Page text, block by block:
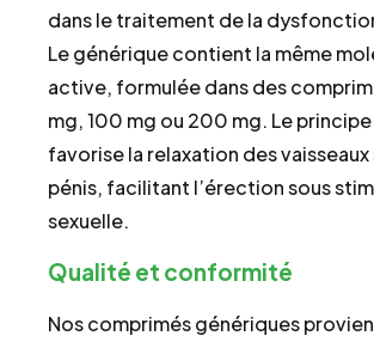
dans le traitement de la
Le générique contient la même
active, formulée dans des
mg, 100 mg ou 200 mg. Le
favorise la relaxation des vaisseaux
pénis, facilitant l’érection sous
sexuelle.
Qualité et conformité
Nos comprimés génériques